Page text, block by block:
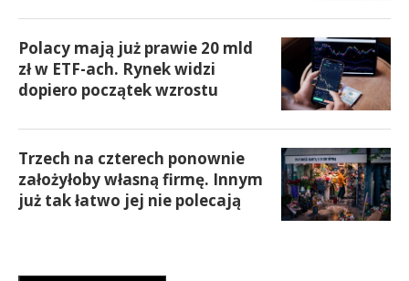
Polacy mają już prawie 20 mld
zł w ETF-ach. Rynek widzi
dopiero początek wzrostu
Trzech na czterech ponownie
założyłoby własną firmę. Innym
już tak łatwo jej nie polecają